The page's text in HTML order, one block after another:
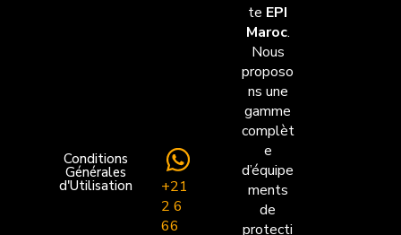
te EPI
Maroc.
Nous
proposo
ns une
gamme
complèt
e
d’équipe
ments
de
protecti
+21
2 6
66
Conditions
Générales
d'Utilisation